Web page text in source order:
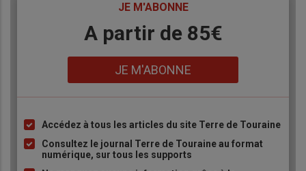
JE M'ABONNE
A partir de 85€
JE M'ABONNE
Liste
à
puce
Accédez à tous les articles du site Terre de Touraine
Consultez le journal Terre de Touraine au format
numérique, sur tous les supports